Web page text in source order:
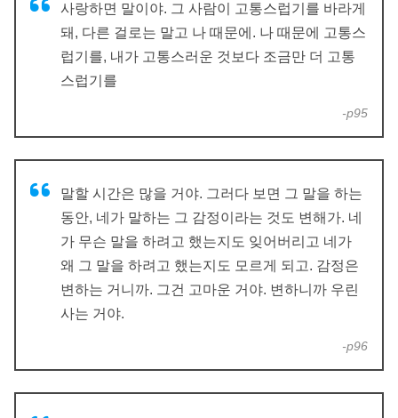
사랑하면 말이야. 그 사람이 고통스럽기를 바라게
돼, 다른 걸로는 말고 나 때문에. 나 때문에 고통스
럽기를, 내가 고통스러운 것보다 조금만 더 고통
스럽기를
-p95
말할 시간은 많을 거야. 그러다 보면 그 말을 하는
동안, 네가 말하는 그 감정이라는 것도 변해가. 네
가 무슨 말을 하려고 했는지도 잊어버리고 네가
왜 그 말을 하려고 했는지도 모르게 되고. 감정은
변하는 거니까. 그건 고마운 거야. 변하니까 우린
사는 거야.
-p96